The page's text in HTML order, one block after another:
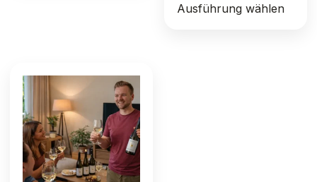
Ausführung wählen